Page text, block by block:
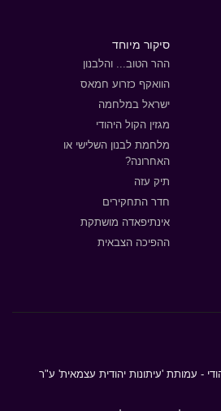
סיקור מיוחד
ההר הטוב... והלבנון
הוואקף כזרוע חמאס
ישראל במלחמה
מגזין הקול היהודי
מלחמת לבנון השלישי או
האחרונה?
תיק עזה
חדר התחקירים
אינתיפאדה מושתקת
ההפיכה הצבאית
- עמותת 'עיתונות יהודית עצמאית' ע"ר